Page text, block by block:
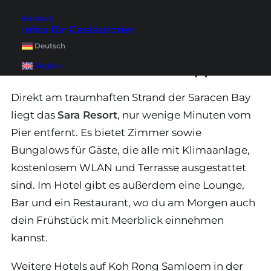
Kontakt
Infos für Gastautoren
Deutsch
English
wirklich möchtest.
Übernachtung auf Koh Rong
Samloem – unser Hoteltipp
Direkt am traumhaften Strand der Saracen Bay
liegt das Sara Resort, nur wenige Minuten vom
Pier entfernt. Es bietet Zimmer sowie
Bungalows für Gäste, die alle mit Klimaanlage,
kostenlosem WLAN und Terrasse ausgestattet
sind. Im Hotel gibt es außerdem eine Lounge,
Bar und ein Restaurant, wo du am Morgen auch
dein Frühstück mit Meerblick einnehmen
kannst.
Weitere Hotels auf Koh Rong Samloem in der